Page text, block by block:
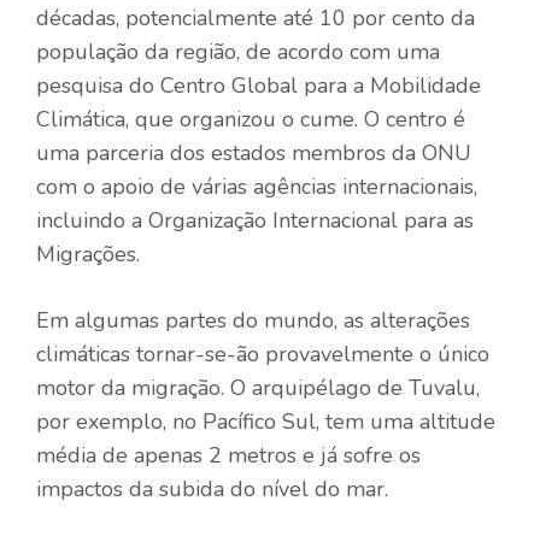
décadas, potencialmente até 10 por cento da
população da região, de acordo com uma
pesquisa do Centro Global para a Mobilidade
Climática, que organizou o cume. O centro é
uma parceria dos estados membros da ONU
com o apoio de várias agências internacionais,
incluindo a Organização Internacional para as
Migrações.
Em algumas partes do mundo, as alterações
climáticas tornar-se-ão provavelmente o único
motor da migração. O arquipélago de Tuvalu,
por exemplo, no Pacífico Sul, tem uma altitude
média de apenas 2 metros e já sofre os
impactos da subida do nível do mar.